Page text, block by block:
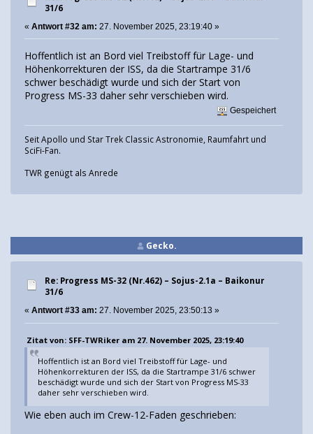
31/6
« Antwort #32 am: 27. November 2025, 23:19:40 »
Hoffentlich ist an Bord viel Treibstoff für Lage- und
Höhenkorrekturen der ISS, da die Startrampe 31/6
schwer beschädigt wurde und sich der Start von
Progress MS-33 daher sehr verschieben wird.
Gespeichert
Seit Apollo und Star Trek Classic Astronomie, Raumfahrt und
SciFi-Fan.
TWR genügt als Anrede
Gecko.
Re: Progress MS-32 (Nr.462) – Sojus-2.1а – Baikonur
31/6
« Antwort #33 am: 27. November 2025, 23:50:13 »
Zitat von: SFF-TWRiker am 27. November 2025, 23:19:40
Hoffentlich ist an Bord viel Treibstoff für Lage- und
Höhenkorrekturen der ISS, da die Startrampe 31/6 schwer
beschädigt wurde und sich der Start von Progress MS-33
daher sehr verschieben wird.
Wie eben auch im Crew-12-Faden geschrieben: